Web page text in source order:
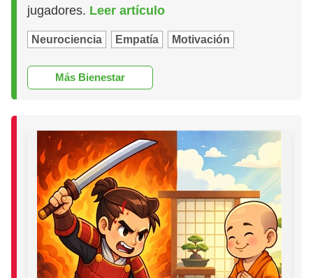
jugadores. Leer artículo
Neurociencia Empatía Motivación
Más Bienestar